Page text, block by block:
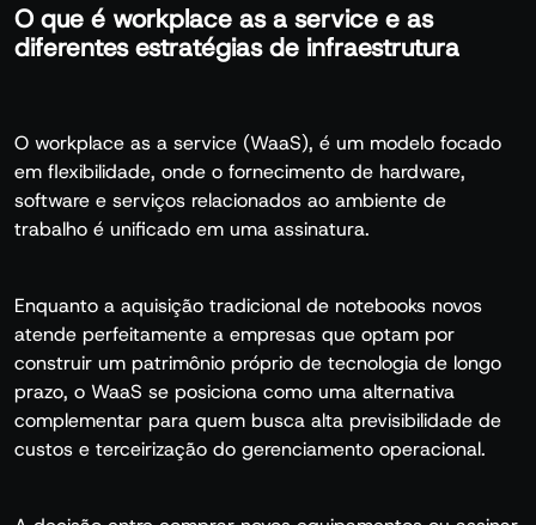
O que é workplace as a service e as
diferentes estratégias de infraestrutura
O workplace as a service (WaaS), é um modelo focado
em flexibilidade, onde o fornecimento de hardware,
software e serviços relacionados ao ambiente de
trabalho é unificado em uma assinatura.
Enquanto a aquisição tradicional de notebooks novos
atende perfeitamente a empresas que optam por
construir um patrimônio próprio de tecnologia de longo
prazo, o WaaS se posiciona como uma alternativa
complementar para quem busca alta previsibilidade de
custos e terceirização do gerenciamento operacional.